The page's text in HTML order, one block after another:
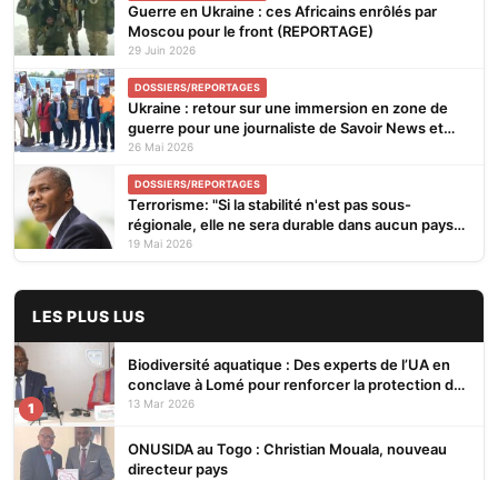
Guerre en Ukraine : ces Africains enrôlés par
Moscou pour le front (REPORTAGE)
29 Juin 2026
DOSSIERS/REPORTAGES
Ukraine : retour sur une immersion en zone de
guerre pour une journaliste de Savoir News et
des reporters africains
26 Mai 2026
DOSSIERS/REPORTAGES
Terrorisme: "Si la stabilité n'est pas sous-
régionale, elle ne sera durable dans aucun pays
de la zone", avertit Nathaniel Olympio
19 Mai 2026
LES PLUS LUS
1
Biodiversité aquatique : Des experts de l’UA en
conclave à Lomé pour renforcer la protection des
écosystèmes
13 Mar 2026
ONUSIDA au Togo : Christian Mouala, nouveau
directeur pays